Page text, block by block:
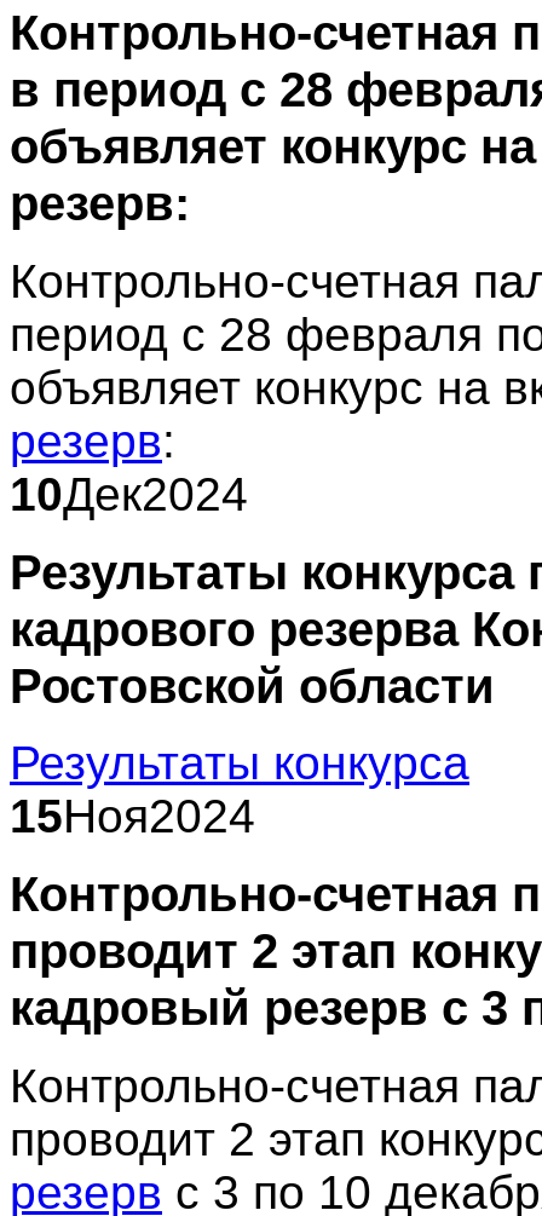
Контрольно-счетная
в период с 28
объявляет конкурс
резерв:
Контрольно-счетная
период с 28 февраля
объявляет конкурс на
резерв:
10Дек2024
Результаты
кадрового резерва
Ростовской области
Результаты конкурса
15Ноя2024
Контрольно-счетная
проводит 2 этап
кадровый резерв с 3
Контрольно-счетная
проводит 2 этап
резерв с 3 по 10